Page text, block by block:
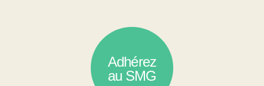
Adhérez
au SMG